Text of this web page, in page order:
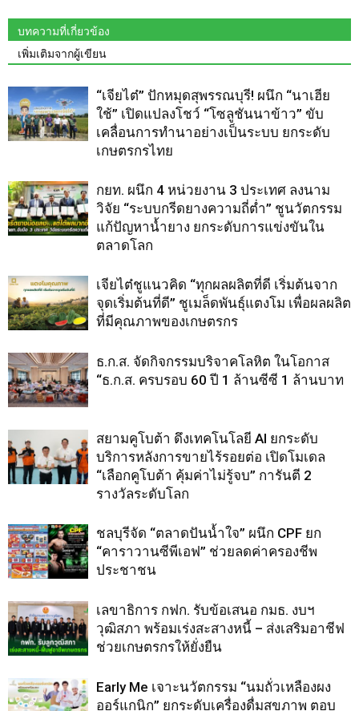
บทความที่เกี่ยวข้อง
เพิ่มเติมจากผู้เขียน
“เจียไต๋” ปักหมุดสุพรรณบุรี! ผนึก “นาเฮีย
ใช้” เปิดแปลงโชว์ “โซลูชันนาข้าว” ขับ
เคลื่อนการทำนาอย่างเป็นระบบ ยกระดับ
เกษตรกรไทย
กยท. ผนึก 4 หน่วยงาน 3 ประเทศ ลงนาม
วิจัย “ระบบกรีดยางความถี่ต่ำ” ชูนวัตกรรม
แก้ปัญหาน้ำยาง ยกระดับการแข่งขันใน
ตลาดโลก
เจียไต๋ชูแนวคิด “ทุกผลผลิตที่ดี เริ่มต้นจาก
จุดเริ่มต้นที่ดี” ชูเมล็ดพันธุ์แตงโม เพื่อผลผลิต
ที่มีคุณภาพของเกษตรกร
ธ.ก.ส. จัดกิจกรรมบริจาคโลหิต ในโอกาส
“ธ.ก.ส. ครบรอบ 60 ปี 1 ล้านซีซี 1 ล้านบาท
สยามคูโบต้า ดึงเทคโนโลยี AI ยกระดับ
บริการหลังการขายไร้รอยต่อ เปิดโมเดล
“เลือกคูโบต้า คุ้มค่าไม่รู้จบ” การันตี 2
รางวัลระดับโลก
ชลบุรีจัด “ตลาดปันน้ำใจ” ผนึก CPF ยก
“คาราวานซีพีเอฟ” ช่วยลดค่าครองชีพ
ประชาชน
เลขาธิการ กฟก. รับข้อเสนอ กมธ. งบฯ
วุฒิสภา พร้อมเร่งสะสางหนี้ – ส่งเสริมอาชีฟ
ช่วยเกษตรกรให้ยั่งยืน
Early Me เจาะนวัตกรรม “นมถั่วเหลืองผง
ออร์แกนิก” ยกระดับเครื่องดื่มสุขภาพ ตอบ